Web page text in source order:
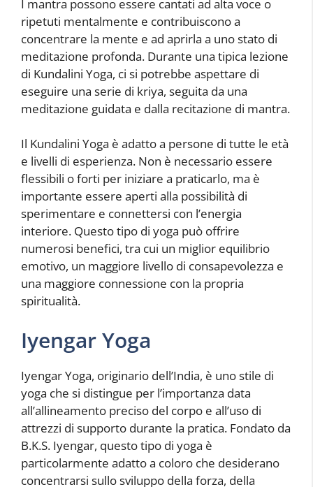
I mantra possono essere cantati ad alta voce o
ripetuti mentalmente e contribuiscono a
concentrare la mente e ad aprirla a uno stato di
meditazione profonda. Durante una tipica lezione
di Kundalini Yoga, ci si potrebbe aspettare di
eseguire una serie di kriya, seguita da una
meditazione guidata e dalla recitazione di mantra.
Il Kundalini Yoga è adatto a persone di tutte le età
e livelli di esperienza. Non è necessario essere
flessibili o forti per iniziare a praticarlo, ma è
importante essere aperti alla possibilità di
sperimentare e connettersi con l’energia
interiore. Questo tipo di yoga può offrire
numerosi benefici, tra cui un miglior equilibrio
emotivo, un maggiore livello di consapevolezza e
una maggiore connessione con la propria
spiritualità.
Iyengar Yoga
Iyengar Yoga, originario dell’India, è uno stile di
yoga che si distingue per l’importanza data
all’allineamento preciso del corpo e all’uso di
attrezzi di supporto durante la pratica. Fondato da
B.K.S. Iyengar, questo tipo di yoga è
particolarmente adatto a coloro che desiderano
concentrarsi sullo sviluppo della forza, della